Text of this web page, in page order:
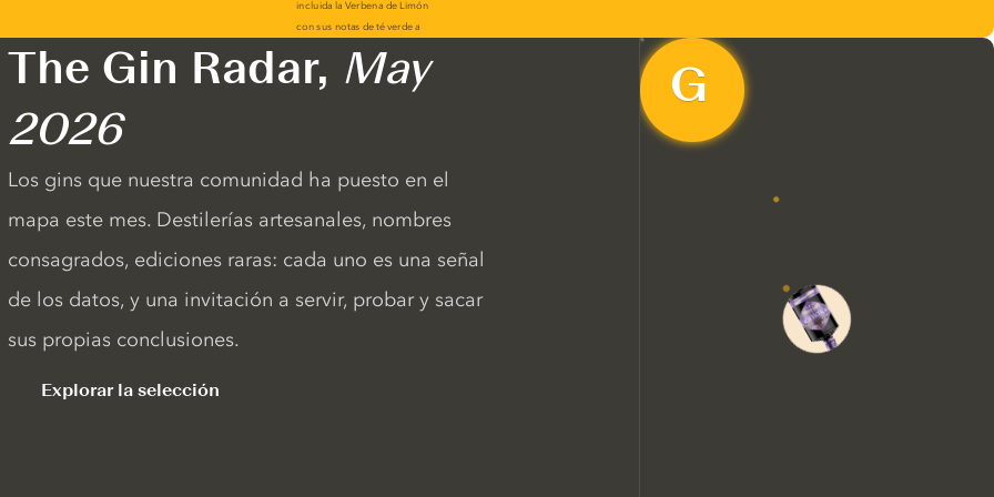
The Gin Radar, May
2026
Los gins que nuestra comunidad ha puesto en el
mapa este mes. Destilerías artesanales, nombres
consagrados, ediciones raras: cada uno es una señal
de los datos, y una invitación a servir, probar y sacar
sus propias conclusiones.
Explorar la selección